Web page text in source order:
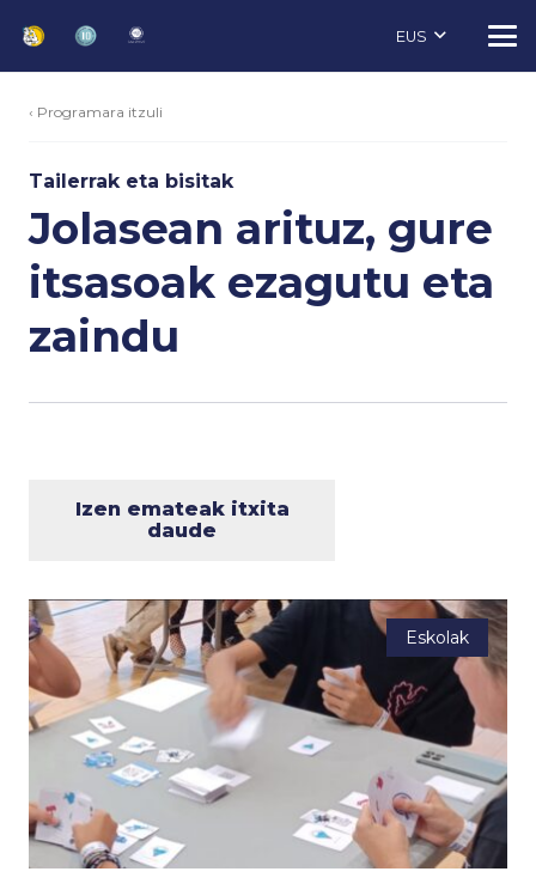
EUS
‹ Programara itzuli
Tailerrak eta bisitak
Jolasean arituz, gure
itsasoak ezagutu eta
zaindu
Izen emateak itxita
daude
Eskolak